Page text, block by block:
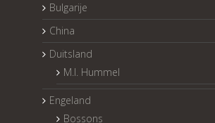
Bulgarije
China
Duitsland
M.I. Hummel
Engeland
Bossons